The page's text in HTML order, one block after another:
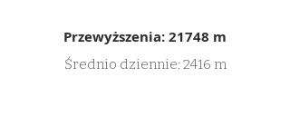
Przewyższenia: 21748 m
Średnio dziennie: 2416 m